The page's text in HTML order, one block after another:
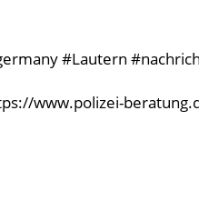
#Lautern
www.polizei-